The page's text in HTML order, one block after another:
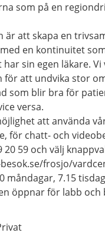
som på en
är att skapa en
en kontinuitet
sin egen läkare. Vi
för att undvika stor
som blir bra för
versa.
att använda
för chatt- och
20 59 och välj
frosjo/
måndagar, 7.15
öppnar för labb och